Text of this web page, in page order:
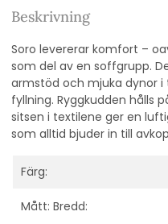
Beskrivning
Soro levererar komfort –
som del av en soffgrupp.
armstöd och mjuka dynor
fyllning. Ryggkudden hålls
sitsen i textilene ger en
som alltid bjuder in till
Färg:
Mått: Bredd: